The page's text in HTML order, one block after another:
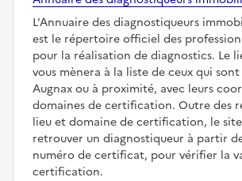
L'Annuaire des diagnostiqueurs
est le répertoire officiel des
pour la réalisation de diagnostics. Le
vous mènera à la liste de ceux qui
Augnax ou à proximité, avec leurs
domaines de certification. Outre des
lieu et domaine de certification, le
retrouver un diagnostiqueur à partir
numéro de certificat, pour vérifier la
certification.